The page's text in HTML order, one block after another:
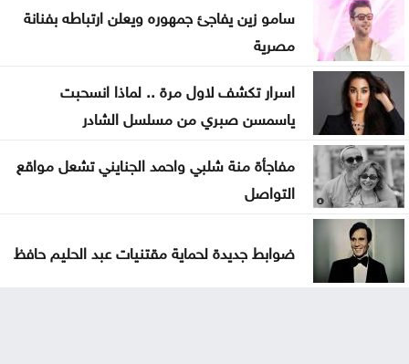
سامو زين يفاجئ جمهوره ويعلن ارتباطه بفنانة
مصرية
اسرار تكشف لاول مرة .. لماذا انسحبت
ياسمسن صبري من مسلسل الشادر
مفاجأة منة شلبي واحمد الجنايني تشعل مواقع
التواصل
ضوابط جديدة لحماية مقتنيات عبد الحليم حافظ